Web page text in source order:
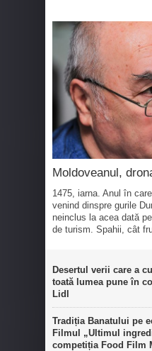
Moldoveanul,
1475, iarna. Anul în
venind dinspre gurile
neinclus la acea dată
de turism. Spahii, cât
Desertul verii care a
toată lumea pune în
Lidl
Tradiția Banatului pe
Filmul „Ultimul
competiția Food Film